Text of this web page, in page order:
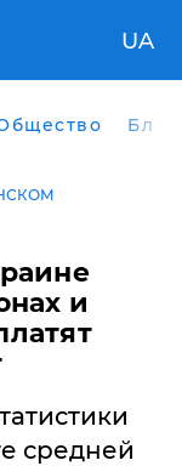
UA
и
средней